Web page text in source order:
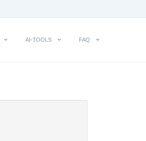
AI-TOOLS FAQ